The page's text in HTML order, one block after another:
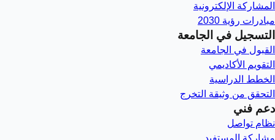
المشاركة الإلكترونية
مبادرات رؤية 2030
التسجيل في الجامعة
القبول في الجامعة
التقويم الأكاديمي
الخطط الدراسية
التحقق من وثيقة التخرج
دعم فني
نظام تواصل
مشاركة المستفيد